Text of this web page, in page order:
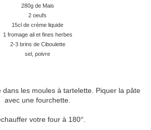
280g de Mais
2 oeufs
15cl de crème liquide
1 fromage ail et fines herbes
2-3 brins de Ciboulette
sel, poivre
dans les moules à tartelette. Piquer la pâte
avec une fourchette.
votre four à 180°.